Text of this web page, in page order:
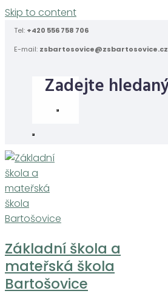
Skip to content
Tel: +420 556 758 706
E-mail: zsbartosovice@zsbartosovice.cz
Základní škola a
mateřská škola
Bartošovice